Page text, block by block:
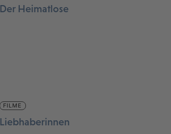
Der Heimatlose
FILME
Liebhaberinnen